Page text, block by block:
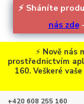
⚡ Sháníte
nás zde-
⚡ Nově nás
prostřednictvím
160. Veškeré
+420 608 255 160